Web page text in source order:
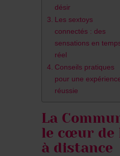
désir
Les sextoys
connectés : des
sensations en
réel
Conseils pratiques
pour une
réussie
La
le cœur de
à distance